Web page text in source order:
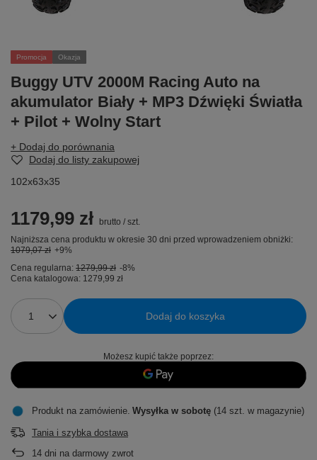
Promocja Okazja
Buggy UTV 2000M Racing Auto na
akumulator Biały + MP3 Dźwięki Światła
+ Pilot + Wolny Start
+ Dodaj do porównania
Dodaj do listy zakupowej
102x63x35
1179,99 zł brutto / szt.
Najniższa cena produktu w okresie 30 dni przed wprowadzeniem obniżki:
1079,07 zł +9%
Cena regularna: 1279,99 zł -8%
Cena katalogowa: 1279,99 zł
Dodaj do koszyka
Możesz kupić także poprzez:
Produkt na zamówienie Wysyłka w sobotę (14 szt. w magazynie)
Tania i szybka dostawa
14 dni na darmowy zwrot